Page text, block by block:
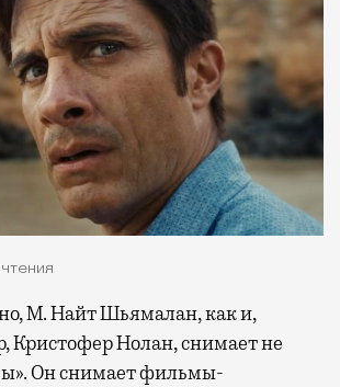
Кристофер Нолан, снимает не
Он снимает фильмы-